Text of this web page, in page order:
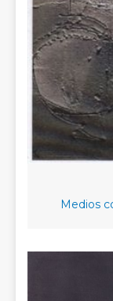
Medios